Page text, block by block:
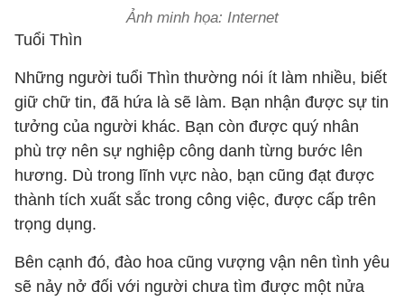
Ảnh minh họa: Internet
Tuổi Thìn
Những người tuổi Thìn thường nói ít làm nhiều, biết
giữ chữ tin, đã hứa là sẽ làm. Bạn nhận được sự tin
tưởng của người khác. Bạn còn được quý nhân
phù trợ nên sự nghiệp công danh từng bước lên
hương. Dù trong lĩnh vực nào, bạn cũng đạt được
thành tích xuất sắc trong công việc, được cấp trên
trọng dụng.
Bên cạnh đó, đào hoa cũng vượng vận nên tình yêu
sẽ nảy nở đối với người chưa tìm được một nửa